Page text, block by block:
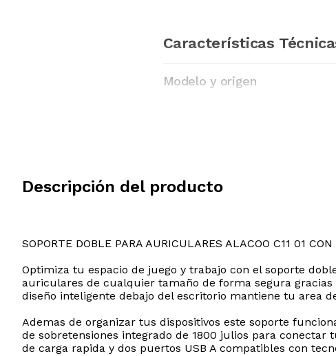
Características
Modelo y origen
Descripción del producto
SOPORTE DOBLE PARA AURICULARES ALACOO C11 01 CON
Optimiza tu espacio de juego y trabajo con el soporte
auriculares de cualquier tamaño de forma segura
diseño inteligente debajo del escritorio mantiene tu area
Ademas de organizar tus dispositivos este soporte
de sobretensiones integrado de 1800 julios para
de carga rapida y dos puertos USB A compatibles con